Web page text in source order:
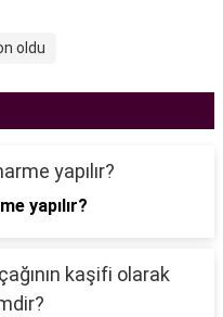
oldu
yapılır?